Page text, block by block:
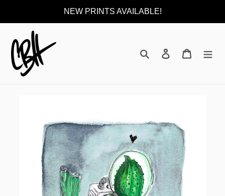
NEW PRINTS AVAILABLE!
Suchen Einloggen